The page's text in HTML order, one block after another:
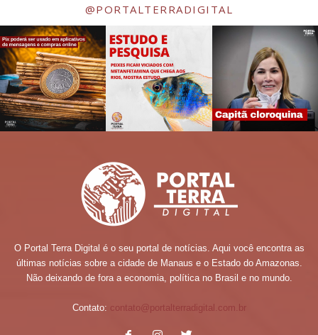
@PORTALTERRADIGITAL
O Portal Terra Digital é o seu portal de notícias. Aqui você encontra as
últimas notícias sobre a cidade de Manaus e o Estado do Amazonas.
Não deixando de fora a economia, política no Brasil e no mundo.
Contato: contato@portalterradigital.com.br